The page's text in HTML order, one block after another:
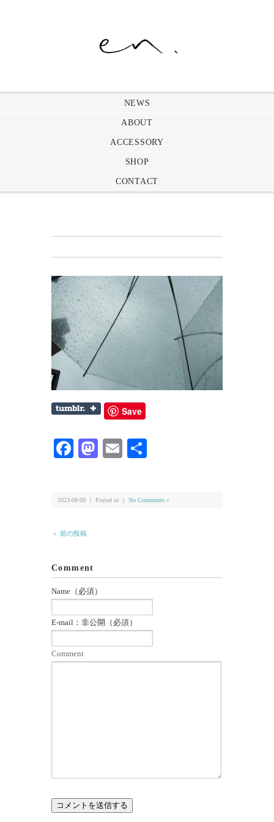
NEWS
ABOUT
ACCESSORY
SHOP
CONTACT
Save
Facebook
Mastodon
Email
2023-08-09 ｜ Posted in ｜ No Comments »
＜ 前の投稿
Comment
Name（必須）
E-mail：非公開（必須）
Comment